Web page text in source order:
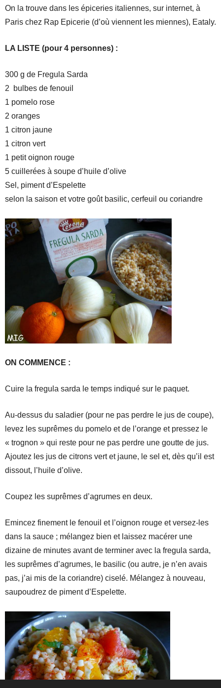
On la trouve dans les épiceries italiennes, sur internet, à
Paris chez Rap Epicerie (d’où viennent les miennes), Eataly.
LA LISTE (pour 4 personnes) :
300 g de Fregula Sarda
2 bulbes de fenouil
1 pomelo rose
2 oranges
1 citron jaune
1 citron vert
1 petit oignon rouge
5 cuillerées à soupe d’huile d’olive
Sel, piment d’Espelette
selon la saison et votre goût basilic, cerfeuil ou coriandre
ON COMMENCE :
Cuire la fregula sarda le temps indiqué sur le paquet.
Au-dessus du saladier (pour ne pas perdre le jus de coupe),
levez les suprêmes du pomelo et de l’orange et pressez le
« trognon » qui reste pour ne pas perdre une goutte de jus.
Ajoutez les jus de citrons vert et jaune, le sel et, dès qu’il est
dissout, l’huile d’olive.
Coupez les suprêmes d’agrumes en deux.
Emincez finement le fenouil et l’oignon rouge et versez-les
dans la sauce ; mélangez bien et laissez macérer une
dizaine de minutes avant de terminer avec la fregula sarda,
les suprêmes d’agrumes, le basilic (ou autre, je n’en avais
pas, j’ai mis de la coriandre) ciselé. Mélangez à nouveau,
saupoudrez de piment d’Espelette.